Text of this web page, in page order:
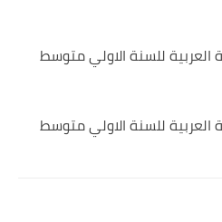
للسنة الاولي متوسط
للسنة الاولي متوسط